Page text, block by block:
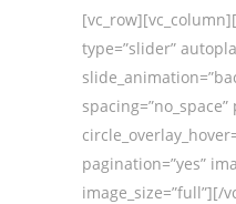
type=”slider”
pagination=”yes”
image_size=”full”][/